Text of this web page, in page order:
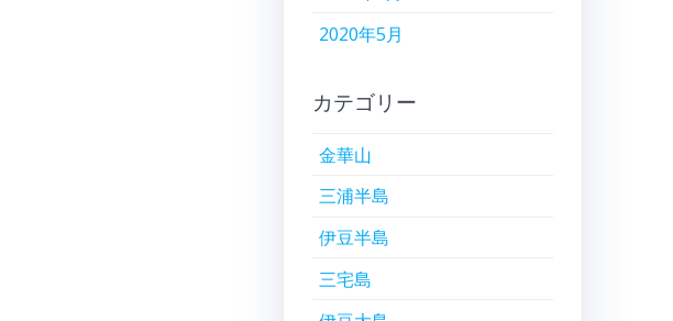
2020年5月
カテゴリー
金華山
三浦半島
伊豆半島
三宅島